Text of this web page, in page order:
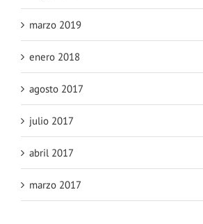
marzo 2019
enero 2018
agosto 2017
julio 2017
abril 2017
marzo 2017